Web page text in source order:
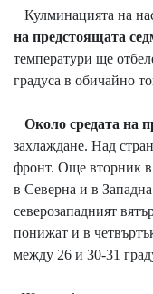
Кулминацията на
на предстоящата
температури ще
градуса в обичайно
Около средата на
захлаждане. Над
фронт. Още вторник в
в Северна и в
северозападният
понижат и в
между 26 и 30-31